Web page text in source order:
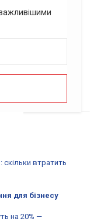
скільки втратить
для бізнесу
на 20% —